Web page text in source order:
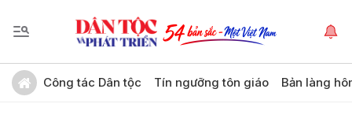
Công tác Dân tộc Tín ngưỡng tôn giáo Bản làng